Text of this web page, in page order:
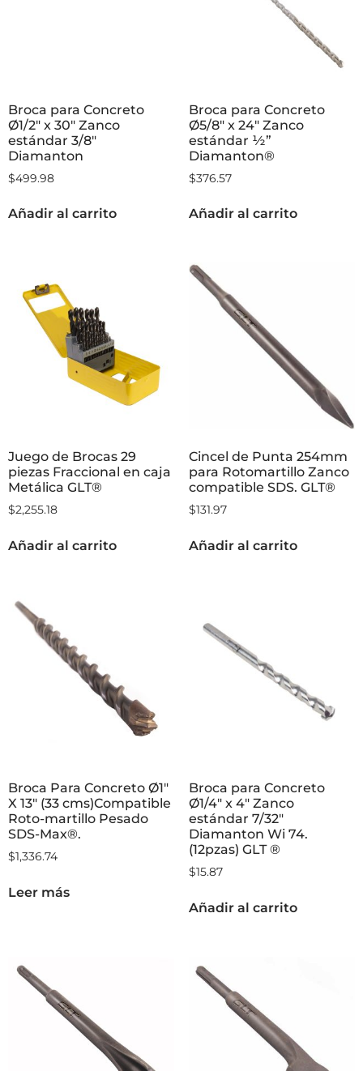
Broca para Concreto
Ø1/2″ x 30″ Zanco
estándar 3/8″
Diamanton
$499.98
Añadir al carrito
Broca para Concreto
Ø5/8″ x 24″ Zanco
estándar ½”
Diamanton®
$376.57
Añadir al carrito
Juego de Brocas 29
piezas Fraccional en caja
Metálica GLT®
$2,255.18
Añadir al carrito
Cincel de Punta 254mm
para Rotomartillo Zanco
compatible SDS. GLT®
$131.97
Añadir al carrito
Broca Para Concreto Ø1″
X 13″ (33 cms)Compatible
Roto-martillo Pesado
SDS-Max®.
$1,336.74
Leer más
Broca para Concreto
Ø1/4″ x 4″ Zanco
estándar 7/32″
Diamanton Wi 74.
(12pzas) GLT ®
$15.87
Añadir al carrito